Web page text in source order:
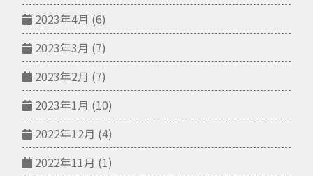
2023年4月 (6)
2023年3月 (7)
2023年2月 (7)
2023年1月 (10)
2022年12月 (4)
2022年11月 (1)